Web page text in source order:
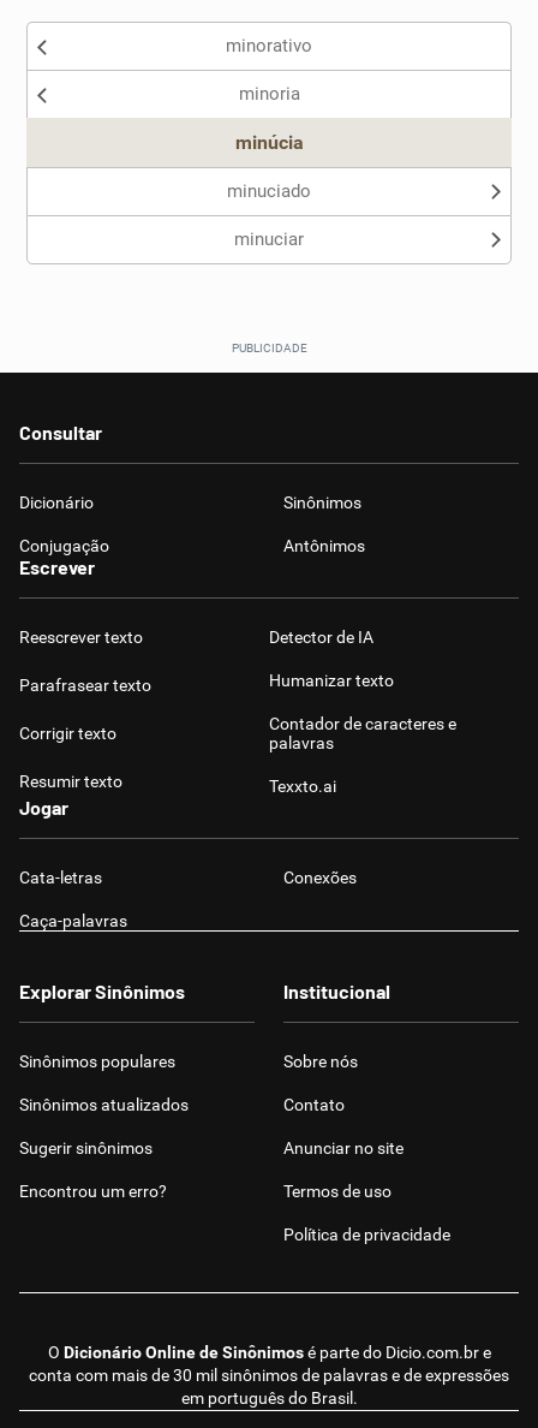
Nenhum dos sinônimos apresentados me ajudou
minorativo
minoria
minúcia
minuciado
minuciar
Consultar
Dicionário Sinônimos
Conjugação Antônimos
Escrever
Reescrever texto
Parafrasear texto
Corrigir texto
Resumir texto
Detector de IA
Humanizar texto
Contador de caracteres e
palavras
Texxto.ai
Jogar
Cata-letras Conexões
Caça-palavras
O Dicionário Online de Sinônimosé parte do Dicio.com.bre
conta com mais de 30 mil sinônimos de palavras e de expressões
em português do Brasil.
Explorar Sinônimos
Sinônimos populares
Sinônimos atualizados
Sugerir sinônimos
Encontrou um erro?
Institucional
Sobre nós
Contato
Anunciar no site
Termos de uso
Política de privacidade